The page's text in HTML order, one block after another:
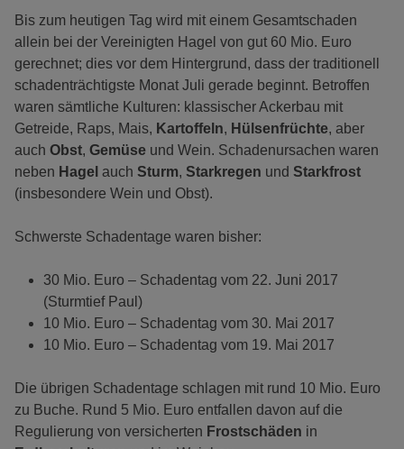
Bis zum heutigen Tag wird mit einem Gesamtschaden
allein bei der Vereinigten Hagel von gut 60 Mio. Euro
gerechnet; dies vor dem Hintergrund, dass der traditionell
schadenträchtigste Monat Juli gerade beginnt. Betroffen
waren sämtliche Kulturen: klassischer Ackerbau mit
Getreide, Raps, Mais, Kartoffeln, Hülsenfrüchte, aber
auch Obst, Gemüse und Wein. Schadenursachen waren
neben Hagel auch Sturm, Starkregen und Starkfrost
(insbesondere Wein und Obst).
Schwerste Schadentage waren bisher:
30 Mio. Euro – Schadentag vom 22. Juni 2017
(Sturmtief Paul)
10 Mio. Euro – Schadentag vom 30. Mai 2017
10 Mio. Euro – Schadentag vom 19. Mai 2017
Die übrigen Schadentage schlagen mit rund 10 Mio. Euro
zu Buche. Rund 5 Mio. Euro entfallen davon auf die
Regulierung von versicherten Frostschäden in